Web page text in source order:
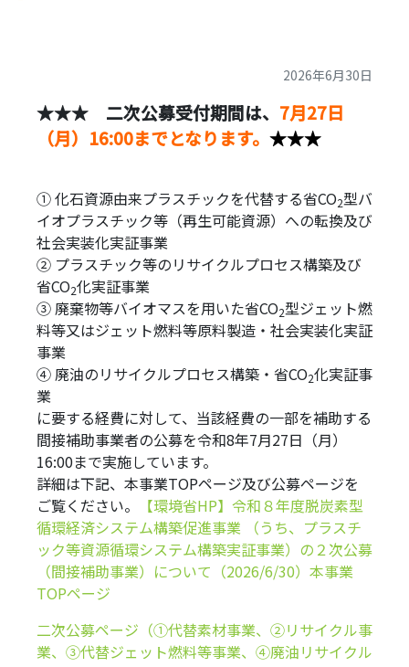
2026年6月30日
★★★ 二次公募受付期間は、 7月27日
（月）16:00までとなります。 ★★★
① 化石資源由来プラスチックを代替する省CO2型バ
イオプラスチック等（再生可能資源）への転換及び
社会実装化実証事業
② プラスチック等のリサイクルプロセス構築及び
省CO2化実証事業
③ 廃棄物等バイオマスを用いた省CO2型ジェット燃
料等又はジェット燃料等原料製造・社会実装化実証
事業
④ 廃油のリサイクルプロセス構築・省CO2化実証事
業
に要する経費に対して、当該経費の一部を補助する
間接補助事業者の公募を令和8年7月27日（月）
16:00まで実施しています。
詳細は下記、本事業TOPページ及び公募ページを
ご覧ください。
【環境省HP】令和８年度脱炭素型
循環経済システム構築促進事業 （うち、プラスチ
ック等資源循環システム構築実証事業）の２次公募
（間接補助事業）について（2026/6/30） 本事業
TOPページ
二次公募ページ（①代替素材事業、②リサイクル事
業、③代替ジェット燃料等事業、④廃油リサイクル